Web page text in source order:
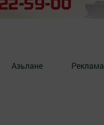
Азьлане Реклама